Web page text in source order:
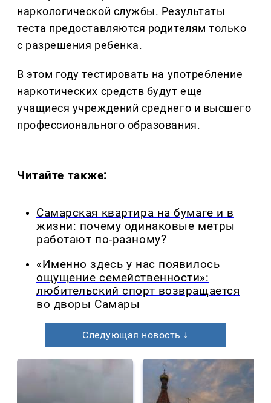
наркологической службы. Результаты
теста предоставляются родителям только
с разрешения ребенка.
В этом году тестировать на употребление
наркотических средств будут еще
учащиеся учреждений среднего и высшего
профессионального образования.
Читайте также:
Самарская квартира на бумаге и в
жизни: почему одинаковые метры
работают по-разному?
«Именно здесь у нас появилось
ощущение семейственности»:
любительский спорт возвращается
во дворы Самары
Следующая новость ↓